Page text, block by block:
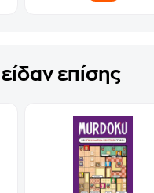
επίσης